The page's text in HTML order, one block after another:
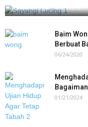
Restu Widya - 03/09/2021
Baim
Berbuat
06/24/2020
01/21/2024